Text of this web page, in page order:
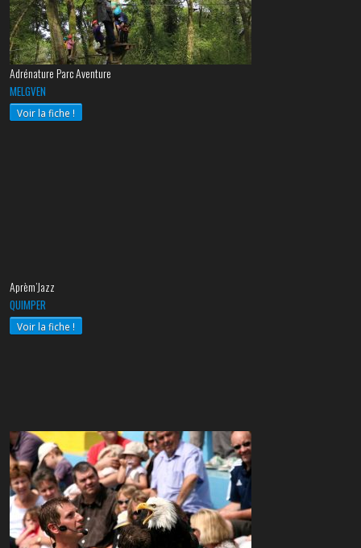
Adrénature Parc Aventure
MELGVEN
Voir la fiche !
Aprèm’Jazz
QUIMPER
Voir la fiche !